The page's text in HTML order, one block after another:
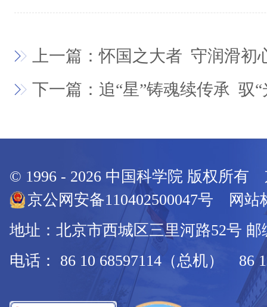
上一篇：怀国之大者 守润滑初
下一篇：追“星”铸魂续传承 驭
© 1996 - 2026 中国科学院 版权所有
京公网安备110402500047号 网站
地址：北京市西城区三里河路52号 邮
电话： 86 10 68597114（总机） 86